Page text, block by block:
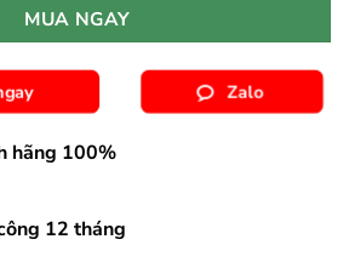
MUA NGAY
Zalo
hãng 100%
12 tháng